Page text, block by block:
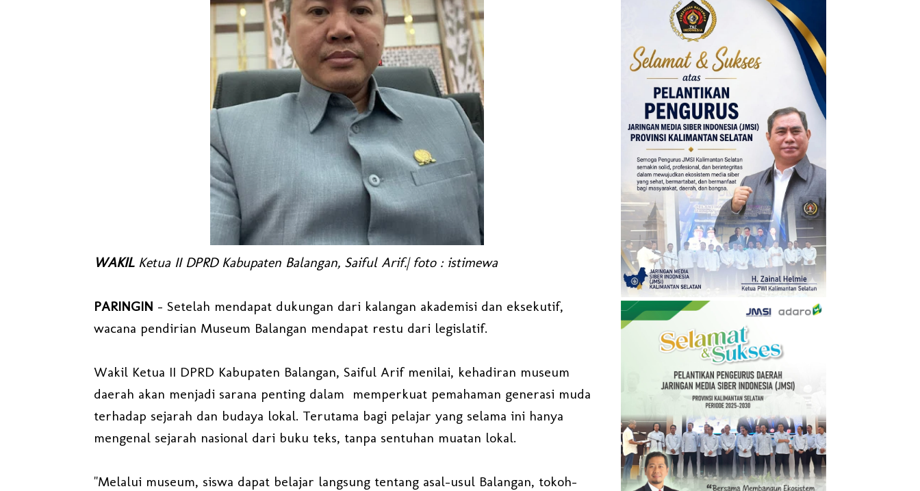
WAKILKetua II DPRD Kabupaten Balangan, Saiful Arif.| foto : istimewa
PARINGIN - Setelah mendapat dukungan dari kalangan akademisi dan eksekutif,
wacana pendirian Museum Balangan mendapat restu dari legislatif.
Wakil Ketua II DPRD Kabupaten Balangan, Saiful Arif menilai, kehadiran museum
daerah akan menjadi sarana penting dalam memperkuat pemahaman generasi muda
terhadap sejarah dan budaya lokal. Terutama bagi pelajar yang selama ini hanya
mengenal sejarah nasional dari buku teks, tanpa sentuhan muatan lokal.
"Melalui museum, siswa dapat belajar langsung tentang asal-usul Balangan, tokoh-